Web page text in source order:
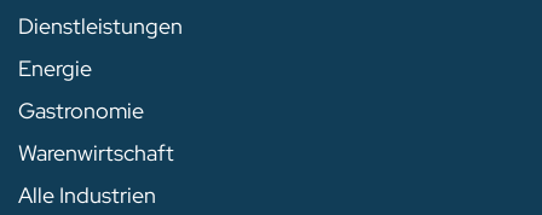
Dienstleistungen
Energie
Gastronomie
Warenwirtschaft
Alle Industrien